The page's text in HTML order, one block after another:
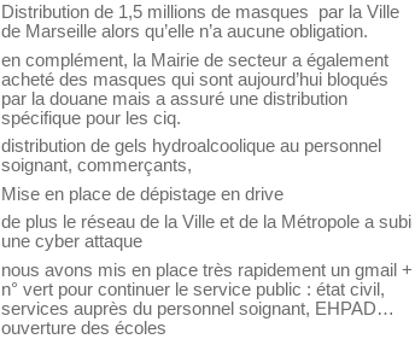
Distribution de 1,5 millions de masques par la Ville
de Marseille alors qu’elle n’a aucune obligation.
en complément, la Mairie de secteur a également
acheté des masques qui sont aujourd’hui bloqués
par la douane mais a assuré une distribution
spécifique pour les ciq.
distribution de gels hydroalcoolique au personnel
soignant, commerçants,
Mise en place de dépistage en drive
de plus le réseau de la Ville et de la Métropole a subi
une cyber attaque
nous avons mis en place très rapidement un gmail +
n° vert pour continuer le service public : état civil,
services auprès du personnel soignant, EHPAD…
ouverture des écoles